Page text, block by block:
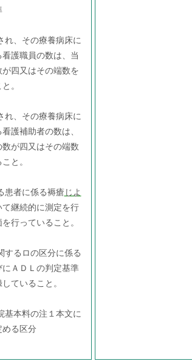
、その療養病床に
護職員の数は、当
四又はその端数を
。
、その療養病床に
護補助者の数は、
が四又はその端数
と。
患者に係る褥瘡じよ
継続的に測定を行
行っていること。
るロの区分に係る
ＡＤＬの判定基準
ていること。
基本料の注１本文に
る区分